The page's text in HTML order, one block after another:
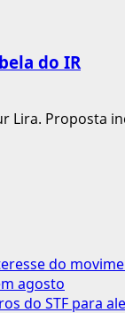
do IR
Lira. Proposta
do
agosto
do STF para